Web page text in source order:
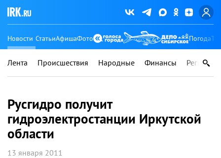
Новости СтатьиАфишаФото Погода
Лента Происшествия Народные Финансы Регионы
Русгидро получит
гидроэлектростанции Иркутской
области
13 января 2011